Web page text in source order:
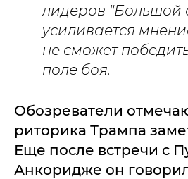
лидеров "Большой
усиливается
не сможет
поле боя.
Обозреватели
риторика Трампа
Еще после встречи с
Анкоридже он